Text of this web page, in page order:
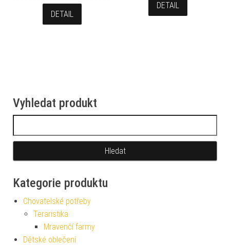
DETAIL
DETAIL
Vyhledat produkt
Kategorie produktu
Chovatelské potřeby
Teraristika
Mravenčí farmy
Dětské oblečení